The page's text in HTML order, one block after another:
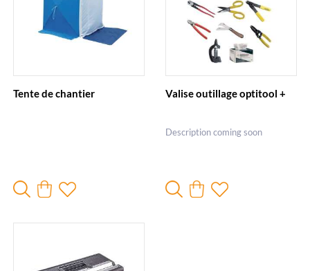
Tente de chantier Valise outillage optitool +
Description coming soon